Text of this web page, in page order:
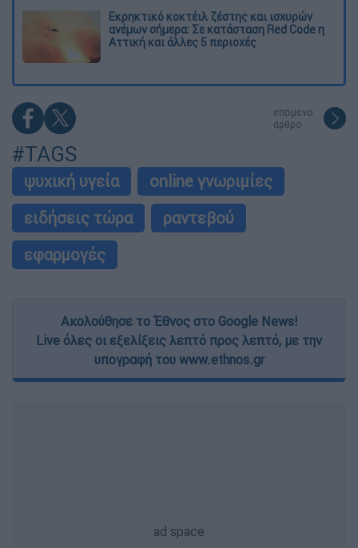
Εκρηκτικό κοκτέιλ ζέστης και ισχυρών
ανέμων σήμερα: Σε κατάσταση Red Code η
Αττική και άλλες 5 περιοχές
επόμενο
άρθρο
#TAGS
ψυχική υγεία
online γνωριμίες
ειδήσεις τώρα
ραντεβού
εφαρμογές
Ακολούθησε το Έθνος στο Google News!
Live όλες οι εξελίξεις λεπτό προς λεπτό, με την
υπογραφή του www.ethnos.gr